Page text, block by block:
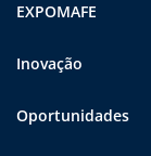
EXPOMAFE
Inovação
Oportunidades